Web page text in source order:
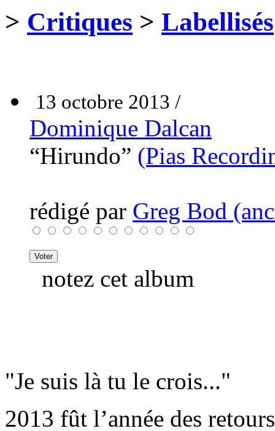
> Critiques > Labellisés
13 octobre 2013 /
Dominique Dalcan
“Hirundo” (Pias
rédigé par Greg Bod
notez cet album
"Je suis là tu le crois..."
2013 fût l’année des